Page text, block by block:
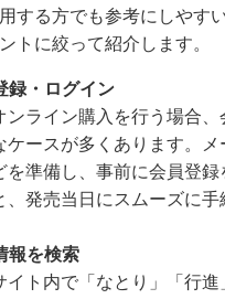
する方でも参考にしやすい
トに絞って紹介します。
録・ログイン
ンライン購入を行う場合、
ケースが多くあります。メ
を準備し、事前に会員登録
、発売当日にスムーズに手
報を検索
イト内で「なとり」「行進